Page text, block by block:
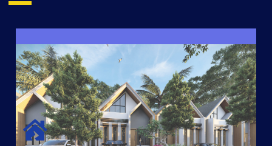
SURYA MADANI CLUSTER
Desain Modern Minimalis dengan Konsep Rumah Pintar
Sehingga Memudahkan Penghuni mengakses rumahnya
dengan Ponsel